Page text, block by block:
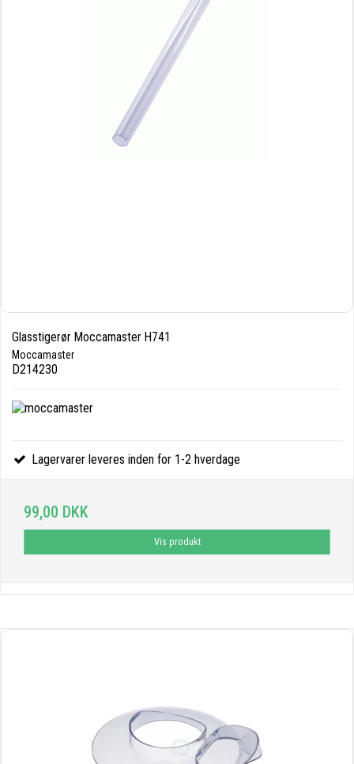
Glasstigerør Moccamaster H741
Moccamaster
D214230
Lagervarer leveres inden for 1-2 hverdage
99,00 DKK
Vis produkt